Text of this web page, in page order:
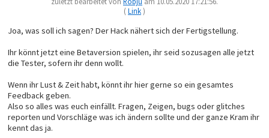
(Link)
Joa, was soll ich sagen? Der Hack nähert sich der Fertigstellung.
Ihr könnt jetzt eine Betaversion spielen, ihr seid sozusagen alle jetzt
die Tester, sofern ihr denn wollt.
Wenn ihr Lust & Zeit habt, könnt ihr hier gerne so ein gesamtes
Feedback geben.
Also so alles was euch einfällt. Fragen, Zeigen, bugs oder glitches
reporten und Vorschläge was ich ändern sollte und der ganze Kram ihr
kennt das ja.